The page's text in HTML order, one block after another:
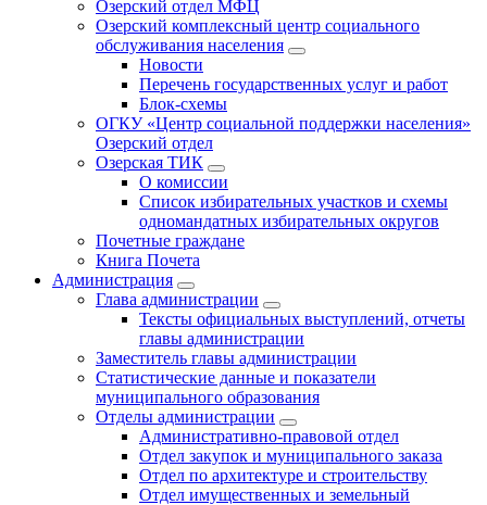
Озерский отдел МФЦ
Озерский комплексный центр социального
обслуживания населения
Новости
Перечень государственных услуг и работ
Блок-схемы
ОГКУ «Центр социальной поддержки населения»
Озерский отдел
Озерская ТИК
О комиссии
Список избирательных участков и схемы
одномандатных избирательных округов
Почетные граждане
Книга Почета
Администрация
Глава администрации
Тексты официальных выступлений, отчеты
главы администрации
Заместитель главы администрации
Статистические данные и показатели
муниципального образования
Отделы администрации
Административно-правовой отдел
Отдел закупок и муниципального заказа
Отдел по архитектуре и строительству
Отдел имущественных и земельный